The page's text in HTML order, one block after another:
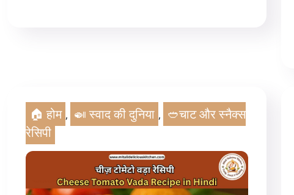
🏠 होम , 🍛 स्वाद की दुनिया , 🥙चाट और स्नैक्स
रेसिपी